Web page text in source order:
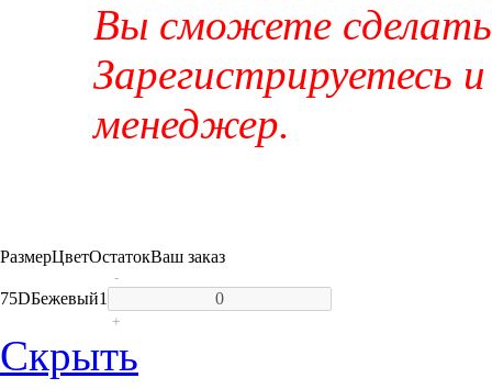
Вы сможете сделать
Зарегистрируетесь
менеджер.
РазмерЦветОстатокВаш заказ
75DБежевый1
-
+
Скрыть